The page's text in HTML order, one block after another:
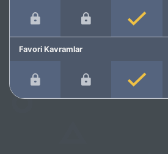
Favori Kavramlar